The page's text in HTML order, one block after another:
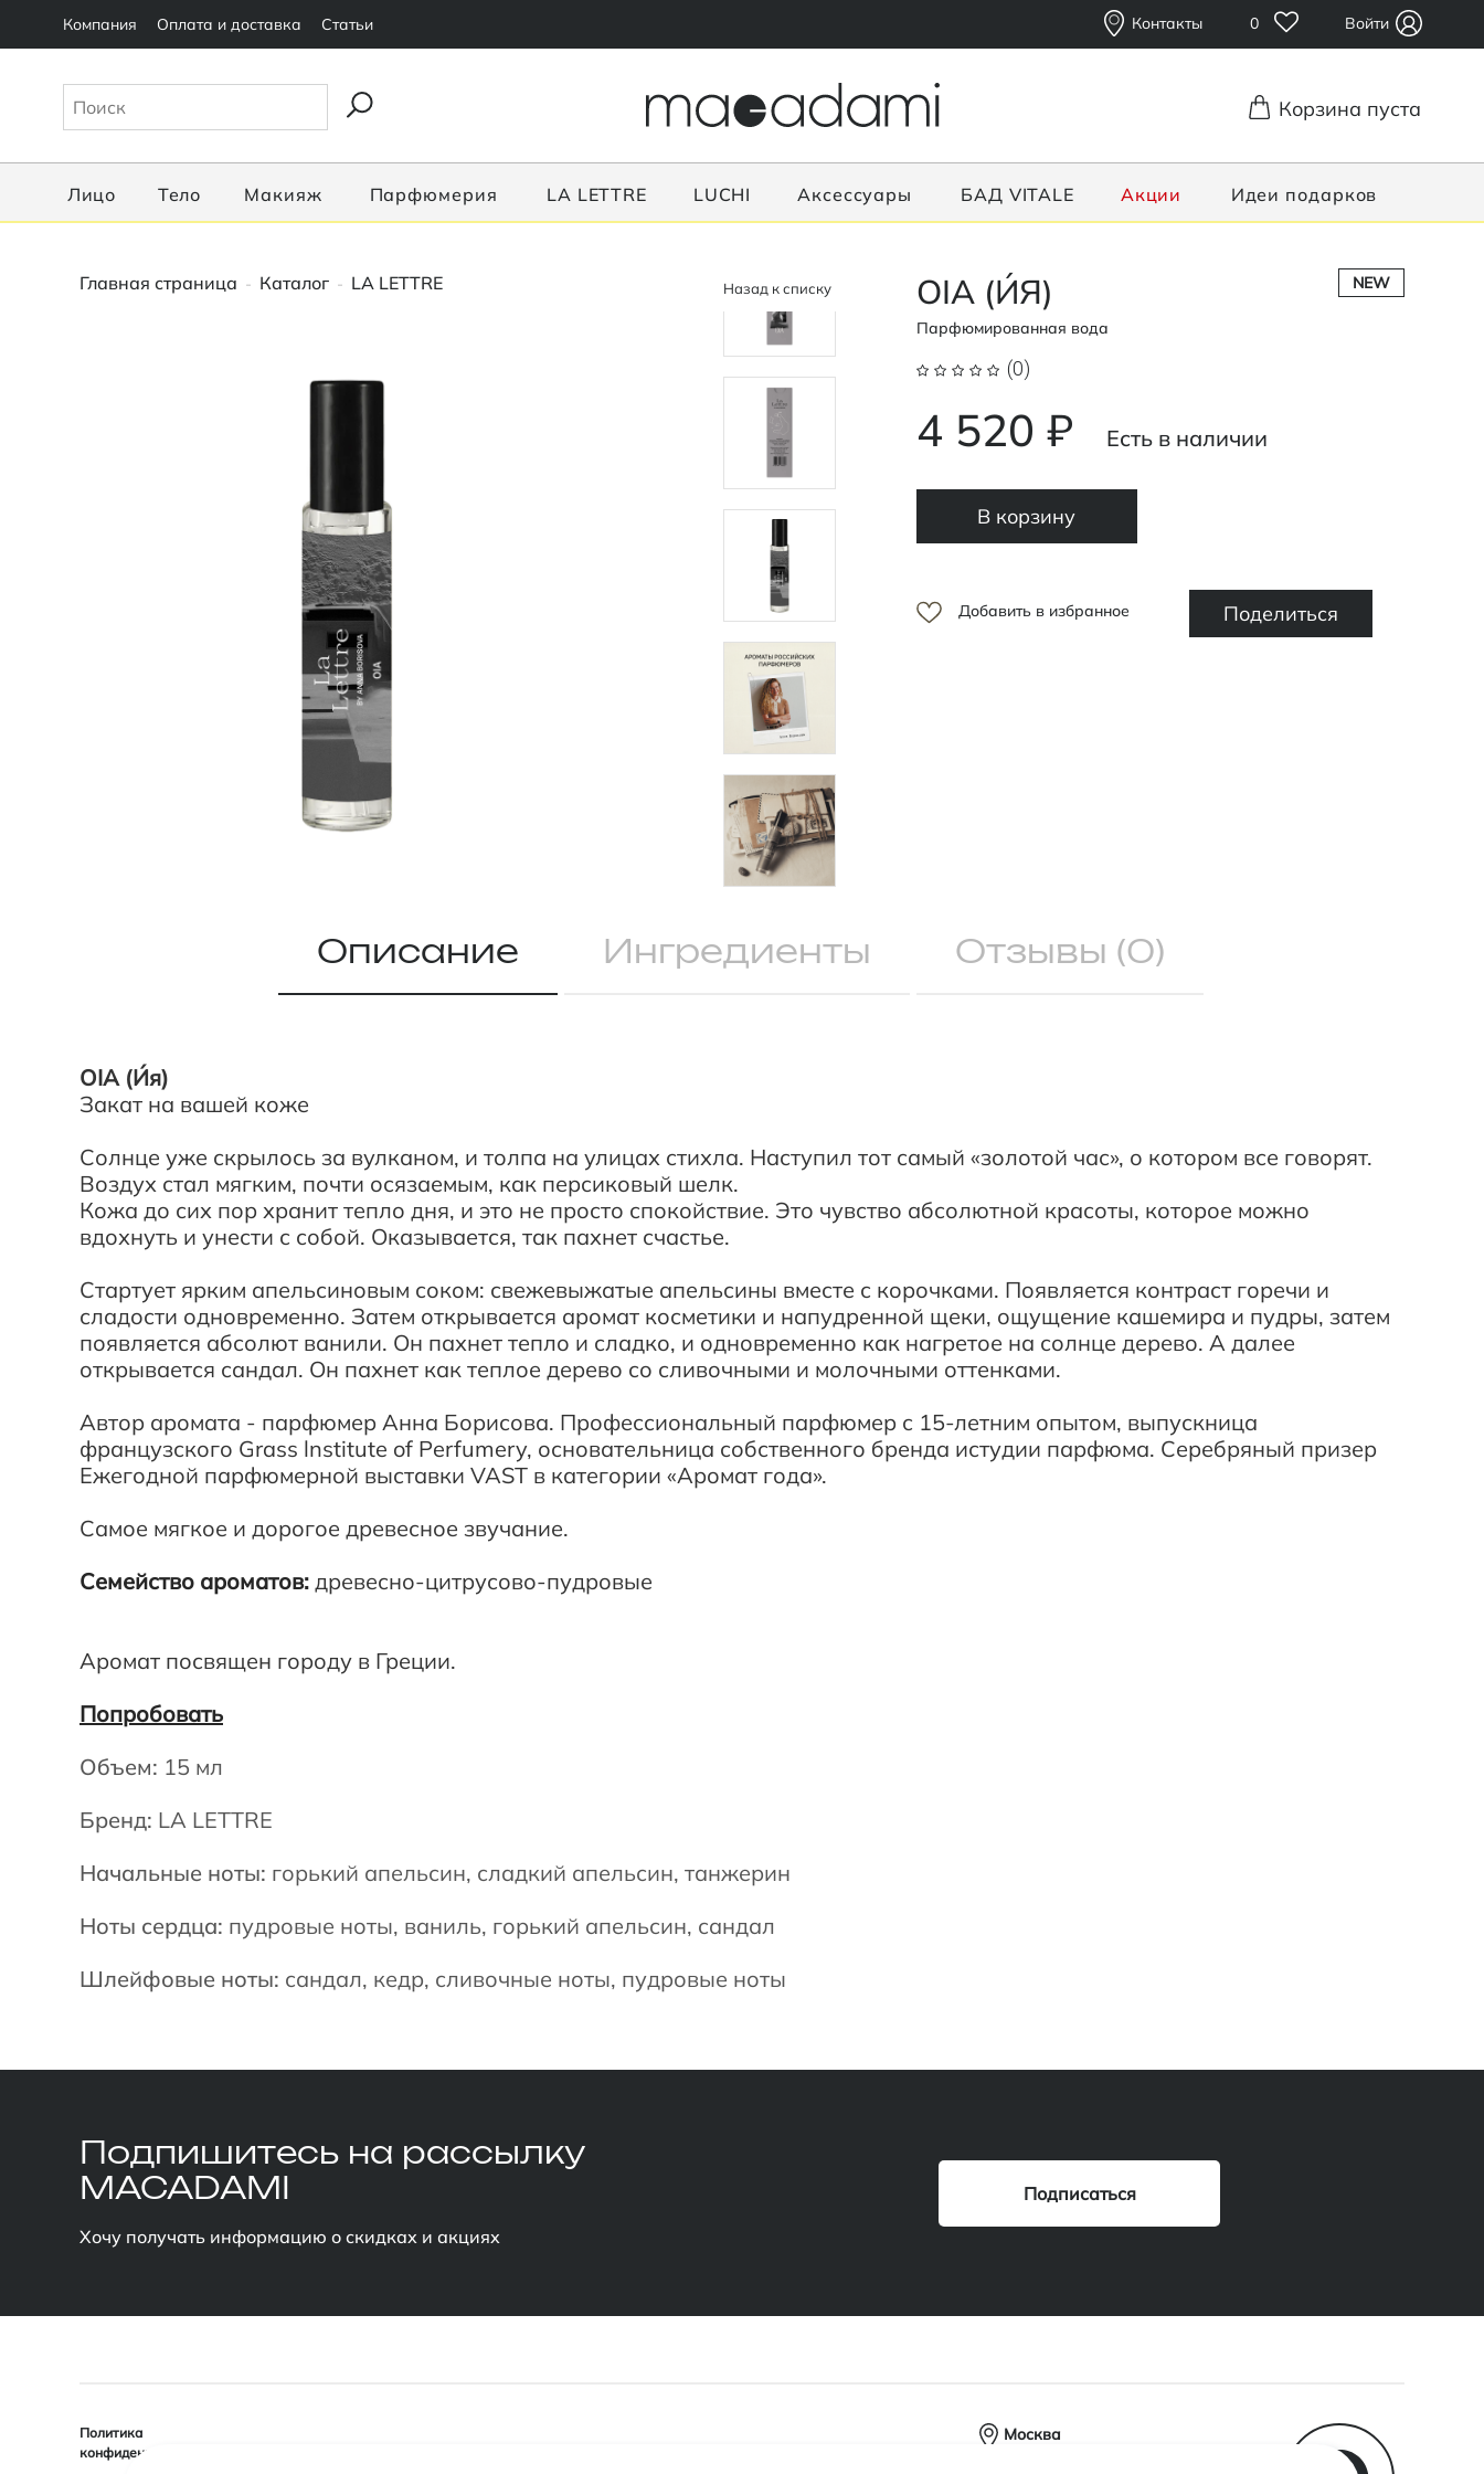
Компания Оплата и доставка Статьи Контакты 0 Войти
Корзина пуста
Лицо Тело Макияж Парфюмерия LA LETTRE LUCHI Аксессуары БАД VITALE Акции Идеи подарков
Главная страница - Каталог - LA LETTRE Назад к списку OIA (И́Я) NEW
Парфюмированная вода
(0)
4 520 ₽ Есть в наличии
В корзину
Добавить в избранное Поделиться
Описание Ингредиенты Отзывы (0)
OIA (И́я)
Закат на вашей коже
Солнце уже скрылось за вулканом, и толпа на улицах стихла. Наступил тот самый «золотой час», о котором все говорят.
Воздух стал мягким, почти осязаемым, как персиковый шелк.
Кожа до сих пор хранит тепло дня, и это не просто спокойствие. Это чувство абсолютной красоты, которое можно
вдохнуть и унести с собой. Оказывается, так пахнет счастье.
Стартует ярким апельсиновым соком: свежевыжатые апельсины вместе с корочками. Появляется контраст горечи и
сладости одновременно. Затем открывается аромат косметики и напудренной щеки, ощущение кашемира и пудры, затем
появляется абсолют ванили. Он пахнет тепло и сладко, и одновременно как нагретое на солнце дерево. А далее
открывается сандал. Он пахнет как теплое дерево со сливочными и молочными оттенками.
Автор аромата - парфюмер Анна Борисова. Профессиональный парфюмер с 15-летним опытом, выпускница
французского Grass lnstitute of Perfumery, основательница собственного бренда истудии парфюма. Серебряный призер
Ежегодной парфюмерной выставки VAST в категории «Аромат года».
Самое мягкое и дорогое древесное звучание.
Семейство ароматов: древесно-цитрусово-пудровые
Аромат посвящен городу в Греции.
Попробовать
Объем: 15 мл
Бренд: LA LETTRE
Начальные ноты: горький апельсин, сладкий апельсин, танжерин
Ноты сердца: пудровые ноты, ваниль, горький апельсин, сандал
Шлейфовые ноты: сандал, кедр, сливочные ноты, пудровые ноты
Подпишитесь на рассылку
MACADAMI
Хочу получать информацию о скидках и акциях
Политика
конфиденциальности
Москва